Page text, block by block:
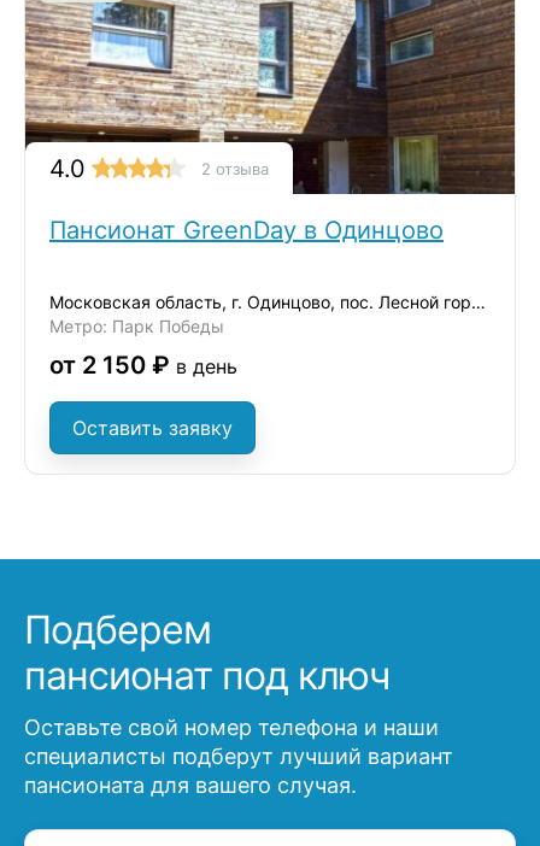
4.0 2 отзыва
Пансионат GreenDay в Одинцово
Московская область, г. Одинцово, пос. Лесной городок
Метро: Парк Победы
от 2 150 ₽ в день
Оставить заявку
Подберем
пансионат под ключ
Оставьте свой номер телефона и наши
специалисты подберут лучший вариант
пансионата для вашего случая.